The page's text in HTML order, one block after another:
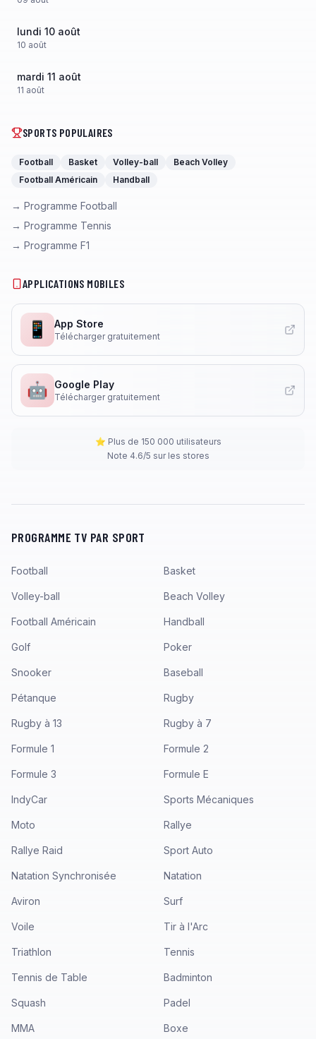
lundi 10 août
10 août
mardi 11 août
11 août
SPORTS POPULAIRES
Football Basket Volley-ball
Beach Volley
Football Américain
Handball
→ Programme Football
→ Programme Tennis
→ Programme F1
APPLICATIONS MOBILES
📱 App Store
Télécharger gratuitement
🤖 Google Play
Télécharger gratuitement
⭐ Plus de 150 000 utilisateurs
Note 4.6/5 sur les stores
PROGRAMME TV PAR SPORT
Football Basket
Volley-ball Beach Volley
Football Américain Handball
Golf Poker
Snooker Baseball
Pétanque Rugby
Rugby à 13 Rugby à 7
Formule 1 Formule 2
Formule 3 Formule E
IndyCar Sports Mécaniques
Moto Rallye
Rallye Raid Sport Auto
Natation Synchronisée Natation
Aviron Surf
Voile Tir à l'Arc
Triathlon Tennis
Tennis de Table Badminton
Squash Padel
MMA Boxe